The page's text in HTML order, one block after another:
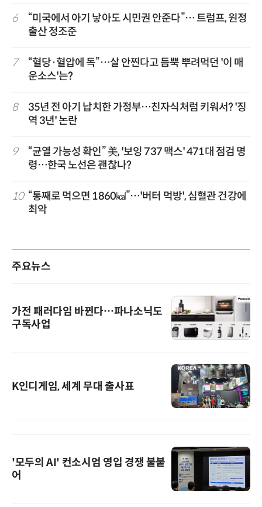
6
“미국에서 아기 낳아도 시민권 안준다”… 트럼프, 원정
출산 정조준
7
“혈당·혈압에 독”…살 안찐다고 듬뿍 뿌려먹던 '이 매
운소스'는?
8
35년 전 아기 납치한 가정부…친자식처럼 키워서? '징
역 3년' 논란
9
“균열 가능성 확인” 美, '보잉 737 맥스' 471대 점검 명
령…한국 노선은 괜찮나?
10 “통째로 먹으면 1860㎉”…'버터 먹방', 심혈관 건강에
최악
주요뉴스
가전 패러다임 바뀐다…파나소닉도
구독사업
K인디게임, 세계 무대 출사표
'모두의 AI' 컨소시엄 영입 경쟁 불붙
어